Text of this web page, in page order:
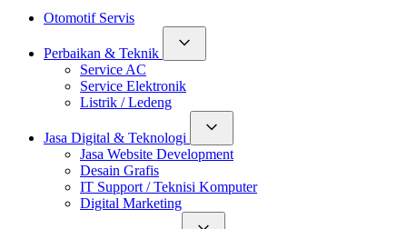
Otomotif Servis
Perbaikan & Teknik
Service AC
Service Elektronik
Listrik / Ledeng
Jasa Digital & Teknologi
Jasa Website Development
Desain Grafis
IT Support / Teknisi Komputer
Digital Marketing